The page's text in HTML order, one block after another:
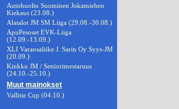
Autohuolto Suominen Jokamiehen
Kiekaus (23.08.)
Alatalot JM SM Liiga (29.08.-30.08.)
ApuPesoset EVK-Liiga
(12.09.-13.09.)
XLI Varaosaliike J. Sarin Oy Syys-JM
(20.09.)
Kinkku JM / Seniorimestaruus
(24.10.-25.10.)
Muut mainokset
Vallitie Cup (04.10.)